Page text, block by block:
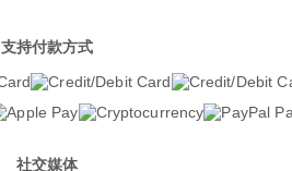
支持付款方式
社交媒体